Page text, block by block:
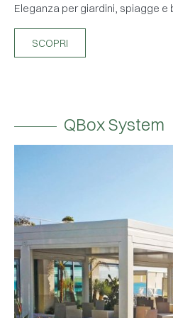
Eleganza per giardini, spiagge e
SCOPRI
QBox System